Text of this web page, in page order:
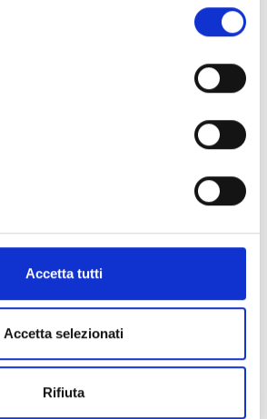
Accetta tutti
Accetta selezionati
Rifiuta
& Restaurant Piper
FIND OUT MORE